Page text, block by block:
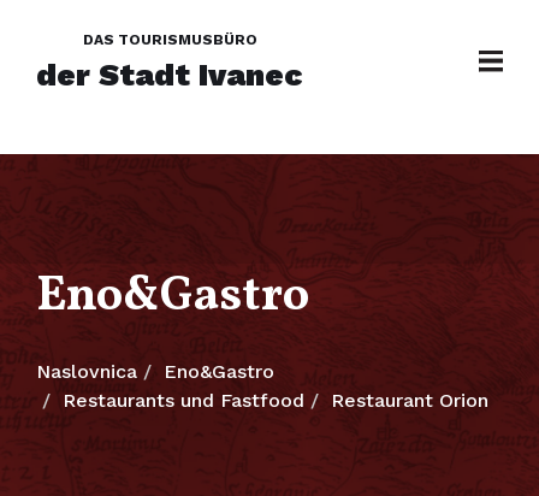
DAS TOURISMUSBÜRO
der Stadt Ivanec
Eno&Gastro
Naslovnica
Eno&Gastro
Restaurants und Fastfood
Restaurant Orion